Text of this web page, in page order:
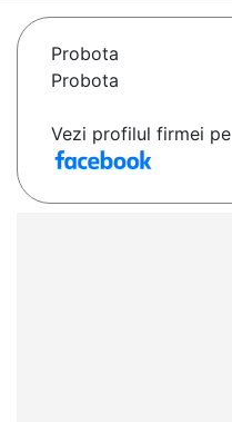
Probota
Probota
Vezi profilul firmei pe